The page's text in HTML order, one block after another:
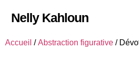
Nelly Kahloun
Accueil /Abstraction figurative /